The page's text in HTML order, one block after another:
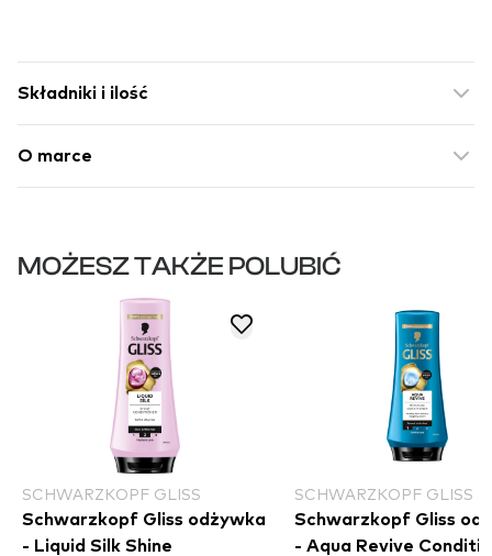
Składniki i ilość
O marce
MOŻESZ TAKŻE POLUBIĆ
SCHWARZKOPF GLISS
Schwarzkopf Gliss odżywka
- Liquid Silk Shine
SCHWARZKOPF GLISS
Schwarzkopf Gliss
- Aqua Revive